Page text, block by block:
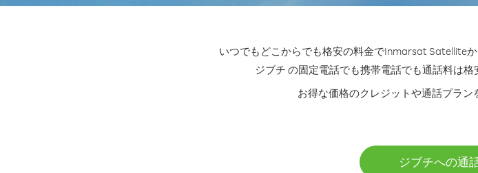
いつでもどこからでも格安の料金でInmarsat Satellite
ジブチ の固定電話でも携帯電話でも通話料は格
お得な価格のクレジットや通話プラン
ジブチへの通